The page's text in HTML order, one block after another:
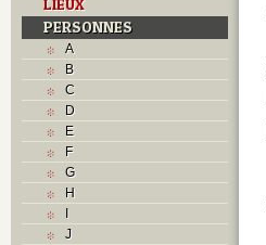
PERSONNES
A
B
C
D
E
F
G
H
I
J